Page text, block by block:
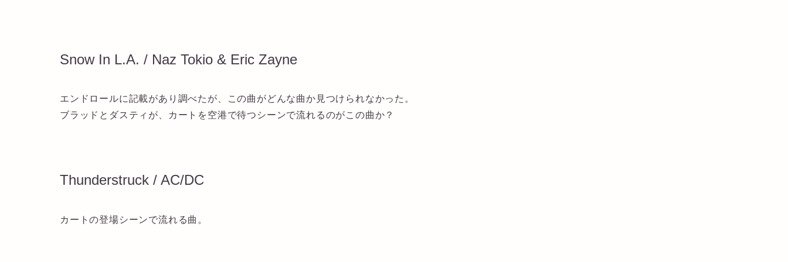
Snow In L.A. / Naz Tokio & Eric Zayne
エンドロールに記載があり調べたが、この曲がどんな曲か見つけられなかった。
ブラッドとダスティが、カートを空港で待つシーンで流れるのがこの曲か？
Thunderstruck / AC/DC
カートの登場シーンで流れる曲。